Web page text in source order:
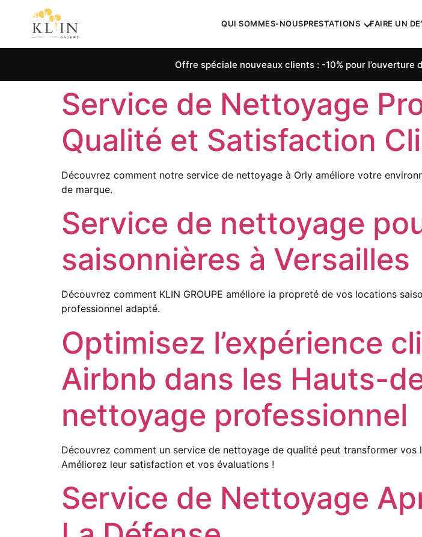
QUI SOMMES-NOUSPRESTATIONS FAIRE UN
Offre spéciale nouveaux clients : -10% pour l’ouverture
Service de Nettoyage
Qualité et Satisfaction
Découvrez comment notre service de nettoyage à Orly améliore votre
de marque.
Service de nettoyage
saisonnières à Versailles
Découvrez comment KLIN GROUPE améliore la propreté de vos locations
professionnel adapté.
Optimisez l’expérience
Airbnb dans les Hauts-
nettoyage professionnel
Découvrez comment un service de nettoyage de qualité peut transformer
Améliorez leur satisfaction et vos évaluations !
Service de Nettoyage